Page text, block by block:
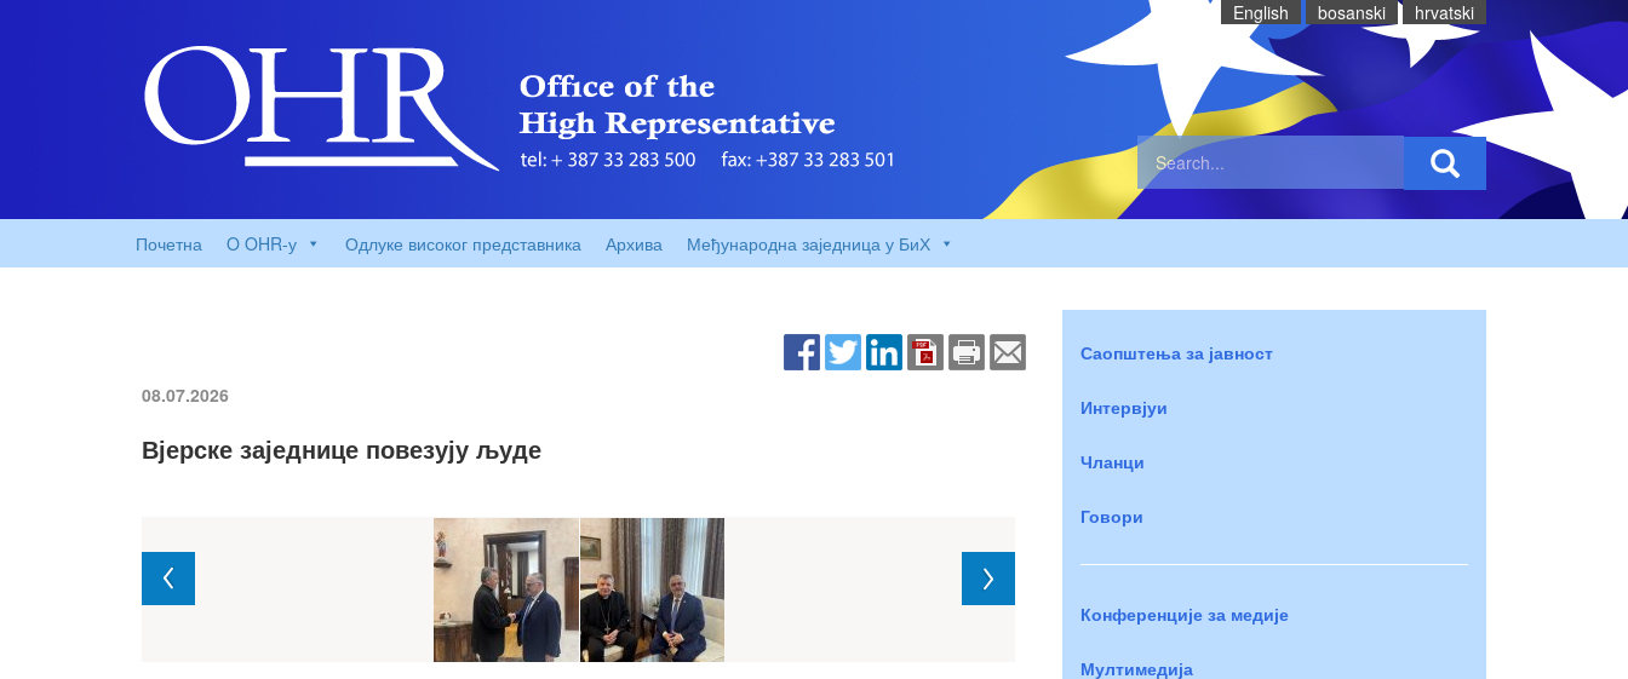
English bosanski hrvatski
Почетна O OHR-у Одлуке високог представника Архива Међународна заједница у БиХ
08.07.2026
Вјерске заједнице повезују људе
Саопштења за јавност
Интервјуи
Чланци
Говори
Конференције за медије
Мултимедија